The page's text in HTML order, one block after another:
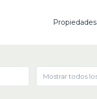
Propiedades
Mostrar todos